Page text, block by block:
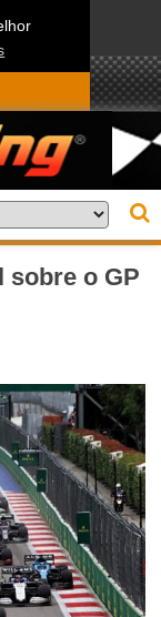
sobre o GP